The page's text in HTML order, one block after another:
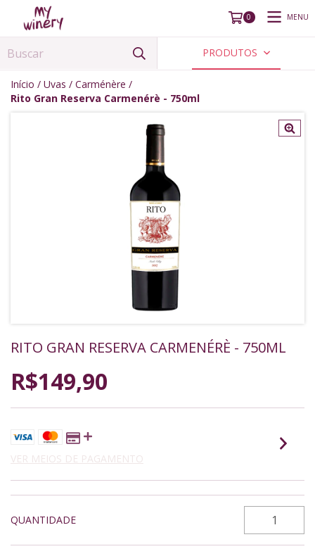
0 MENU
PRODUTOS
Início / Uvas / Carménère /
Rito Gran Reserva Carmenérè - 750ml
RITO GRAN RESERVA CARMENÉRÈ - 750ML
R$149,90
VER MEIOS DE PAGAMENTO
QUANTIDADE